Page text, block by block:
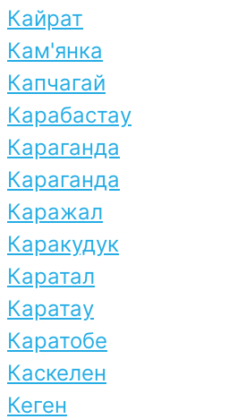
Кайрат
Кам'янка
Капчагай
Карабастау
Караганда
Караганда
Каражал
Каракудук
Каратал
Каратау
Каратобе
Каскелен
Кеген